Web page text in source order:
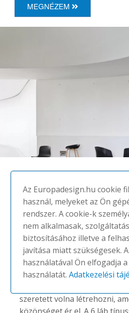
MEGNÉZEM
AAC ECO 12
#HAY
Étkező- és kantinszékek
Az ‘About a chair’ kollekció
Hee Welling, dán designer. A
termékcsalád tervezése során
formailag kidolgozott, magas
szeretett volna létrehozni,
Az Europadesign.hu cookie
használ, melyeket az Ön
rendszer. A cookie-k
nem alkalmasak,
biztosításához illetve a
javítása miatt szükségesek.
használatával Ön elfogadja
használatát.Adatkezelési